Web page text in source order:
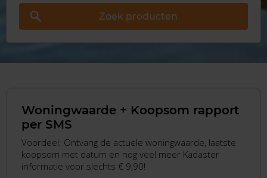
Zoek producten
Woningwaarde + Koopsom rapport
per SMS
Voordeel; Ontvang de actuele woningwaarde, laatste
koopsom met datum en nog veel meer Kadaster
informatie voor slechts € 9,90!